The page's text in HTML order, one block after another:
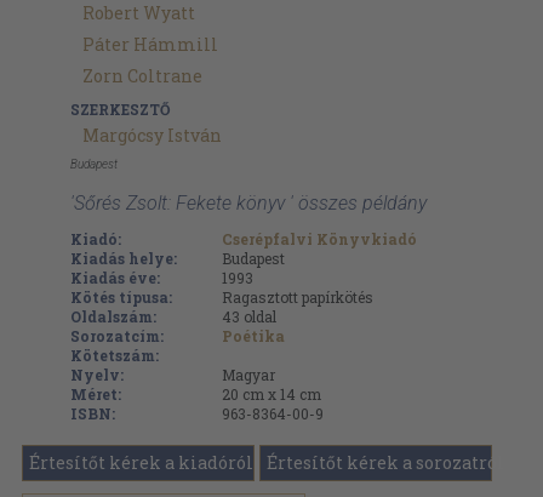
Robert Wyatt
Páter Hámmill
Zorn Coltrane
SZERKESZTŐ
Margócsy István
Budapest
'Sőrés Zsolt: Fekete könyv ' összes példány
Kiadó:
Cserépfalvi Könyvkiadó
Kiadás helye:
Budapest
Kiadás éve:
1993
Kötés típusa:
Ragasztott papírkötés
Oldalszám:
43 oldal
Sorozatcím:
Poétika
Kötetszám:
Nyelv:
Magyar
Méret:
20 cm x 14 cm
ISBN:
963-8364-00-9
Értesítőt kérek a kiadóról Értesítőt kérek a sorozatról